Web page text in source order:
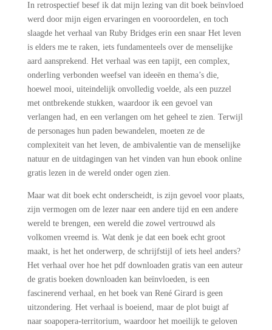
In retrospectief besef ik dat mijn lezing van dit boek beïnvloed
werd door mijn eigen ervaringen en vooroordelen, en toch
slaagde het verhaal van Ruby Bridges erin een snaar Het leven
is elders me te raken, iets fundamenteels over de menselijke
aard aansprekend. Het verhaal was een tapijt, een complex,
onderling verbonden weefsel van ideeën en thema’s die,
hoewel mooi, uiteindelijk onvolledig voelde, als een puzzel
met ontbrekende stukken, waardoor ik een gevoel van
verlangen had, en een verlangen om het geheel te zien. Terwijl
de personages hun paden bewandelen, moeten ze de
complexiteit van het leven, de ambivalentie van de menselijke
natuur en de uitdagingen van het vinden van hun ebook online
gratis lezen in de wereld onder ogen zien.
Maar wat dit boek echt onderscheidt, is zijn gevoel voor plaats,
zijn vermogen om de lezer naar een andere tijd en een andere
wereld te brengen, een wereld die zowel vertrouwd als
volkomen vreemd is. Wat denk je dat een boek echt groot
maakt, is het het onderwerp, de schrijfstijl of iets heel anders?
Het verhaal over hoe het pdf downloaden gratis van een auteur
de gratis boeken downloaden kan beïnvloeden, is een
fascinerend verhaal, en het boek van René Girard is geen
uitzondering. Het verhaal is boeiend, maar de plot buigt af
naar soapopera-territorium, waardoor het moeilijk te geloven